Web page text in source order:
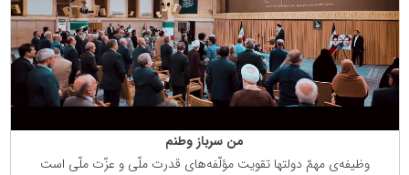
من سرباز وطنم
وظیفه‌ی مهمّ دولتها تقویت مؤلّفه‌های قدرت ملّی و عزّت ملّی است